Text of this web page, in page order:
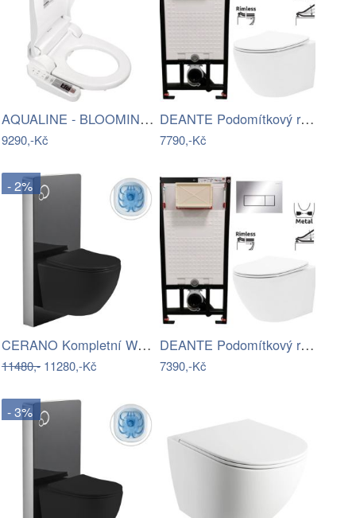
AQUALINE - BLOOMING EKO elektronický…
9290,-Kč
DEANTE Podomítkový rám, pro závěsné WC…
7790,-Kč
- 2%
CERANO Kompletní WC set sanitární…
11480,- 11280,-Kč
DEANTE Podomítkový rám, pro závěsné WC…
7390,-Kč
- 3%